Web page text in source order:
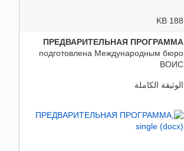
188 KB
ПРЕДВАРИТЕЛЬНАЯ ПРОГРАММА
подготовлена Международным бюро
ВОИС
الوثيقة الكاملة